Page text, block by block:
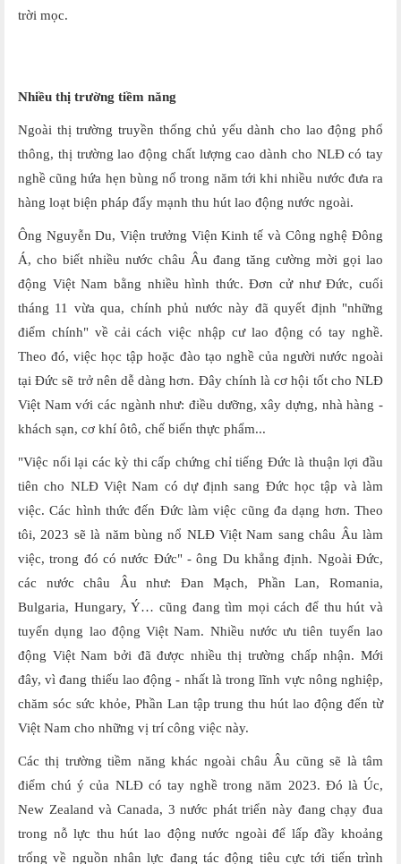
trời mọc.
Nhiều thị trường tiềm năng
Ngoài thị trường truyền thống chủ yếu dành cho lao động phổ
thông, thị trường lao động chất lượng cao dành cho NLĐ có tay
nghề cũng hứa hẹn bùng nổ trong năm tới khi nhiều nước đưa ra
hàng loạt biện pháp đẩy mạnh thu hút lao động nước ngoài.
Ông Nguyễn Du, Viện trưởng Viện Kinh tế và Công nghệ Đông
Á, cho biết nhiều nước châu Âu đang tăng cường mời gọi lao
động Việt Nam bằng nhiều hình thức. Đơn cử như Đức, cuối
tháng 11 vừa qua, chính phủ nước này đã quyết định "những
điểm chính" về cải cách việc nhập cư lao động có tay nghề.
Theo đó, việc học tập hoặc đào tạo nghề của người nước ngoài
tại Đức sẽ trở nên dễ dàng hơn. Đây chính là cơ hội tốt cho NLĐ
Việt Nam với các ngành như: điều dưỡng, xây dựng, nhà hàng -
khách sạn, cơ khí ôtô, chế biến thực phẩm...
"Việc nối lại các kỳ thi cấp chứng chỉ tiếng Đức là thuận lợi đầu
tiên cho NLĐ Việt Nam có dự định sang Đức học tập và làm
việc. Các hình thức đến Đức làm việc cũng đa dạng hơn. Theo
tôi, 2023 sẽ là năm bùng nổ NLĐ Việt Nam sang châu Âu làm
việc, trong đó có nước Đức" - ông Du khẳng định. Ngoài Đức,
các nước châu Âu như: Đan Mạch, Phần Lan, Romania,
Bulgaria, Hungary, Ý… cũng đang tìm mọi cách để thu hút và
tuyển dụng lao động Việt Nam. Nhiều nước ưu tiên tuyển lao
động Việt Nam bởi đã được nhiều thị trường chấp nhận. Mới
đây, vì đang thiếu lao động - nhất là trong lĩnh vực nông nghiệp,
chăm sóc sức khỏe, Phần Lan tập trung thu hút lao động đến từ
Việt Nam cho những vị trí công việc này.
Các thị trường tiềm năng khác ngoài châu Âu cũng sẽ là tâm
điểm chú ý của NLĐ có tay nghề trong năm 2023. Đó là Úc,
New Zealand và Canada, 3 nước phát triển này đang chạy đua
trong nỗ lực thu hút lao động nước ngoài để lấp đầy khoảng
trống về nguồn nhân lực đang tác động tiêu cực tới tiến trình